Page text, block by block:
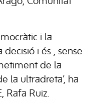
i la
i és , sense
de la
la ultradreta’, ha
Rafa Ruiz.